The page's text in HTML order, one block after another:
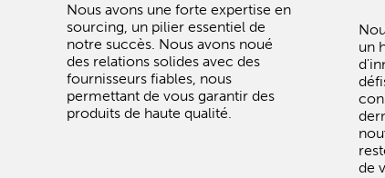
Nous avons une forte expertise en
sourcing, un pilier essentiel de
notre succès. Nous avons noué
des relations solides avec des
fournisseurs fiables, nous
permettant de vous garantir des
produits de haute qualité.
un
de